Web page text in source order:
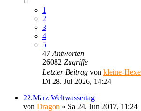
1
2
3
4
5
47 Antworten
26082 Zugriffe
Letzter Beitrag von kleine-Hexe
Di 28. Jul 2026, 14:24
22.März Weltwassertag
von Dragon » Sa 24. Jun 2017, 11:24